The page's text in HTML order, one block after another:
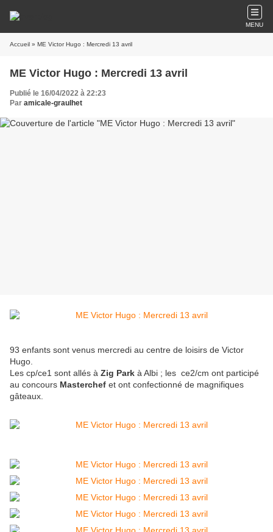
MENU
Accueil » ME Victor Hugo : Mercredi 13 avril
ME Victor Hugo : Mercredi 13 avril
Publié le 16/04/2022 à 22:23
Par amicale-graulhet
93 enfants sont venus mercredi au centre de loisirs de Victor
Hugo.
Les cp/ce1 sont allés à Zig Park à Albi ; les ce2/cm ont participé
au concours Masterchef et ont confectionné de magnifiques
gâteaux.